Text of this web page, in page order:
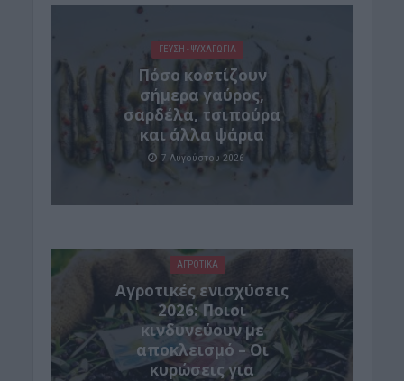
ΓΕΎΣΗ - ΨΥΧΑΓΩΓΊΑ
Πόσο κοστίζουν
σήμερα γαύρος,
σαρδέλα, τσιπούρα
και άλλα ψάρια
7 Αυγούστου 2026
ΑΓΡΟΤΙΚΑ
Αγροτικές ενισχύσεις
2026: Ποιοι
κινδυνεύουν με
αποκλεισμό – Οι
κυρώσεις για